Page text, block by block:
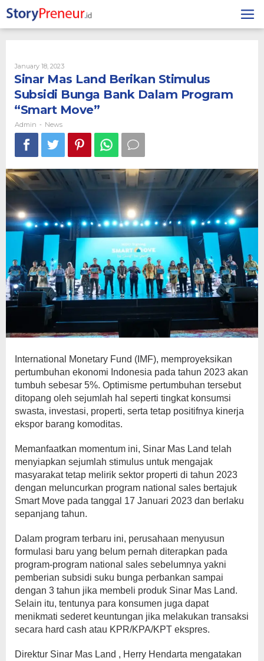
to
content
January 18, 2023By
Admin
Sinar Mas Land Berikan Stimulus
Subsidi Bunga Bank Dalam Program
“Smart Move”
Admin - News
International Monetary Fund (IMF), memproyeksikan
pertumbuhan ekonomi Indonesia pada tahun 2023 akan
tumbuh sebesar 5%. Optimisme pertumbuhan tersebut
ditopang oleh sejumlah hal seperti tingkat konsumsi
swasta, investasi, properti, serta tetap positifnya kinerja
ekspor barang komoditas.
Memanfaatkan momentum ini, Sinar Mas Land telah
menyiapkan sejumlah stimulus untuk mengajak
masyarakat tetap melirik sektor properti di tahun 2023
dengan meluncurkan program national sales bertajuk
Smart Move pada tanggal 17 Januari 2023 dan berlaku
sepanjang tahun.
Dalam program terbaru ini, perusahaan menyusun
formulasi baru yang belum pernah diterapkan pada
program-program national sales sebelumnya yakni
pemberian subsidi suku bunga perbankan sampai
dengan 3 tahun jika membeli produk Sinar Mas Land.
Selain itu, tentunya para konsumen juga dapat
menikmati sederet keuntungan jika melakukan transaksi
secara hard cash atau KPR/KPA/KPT ekspres.
Direktur Sinar Mas Land , Herry Hendarta mengatakan